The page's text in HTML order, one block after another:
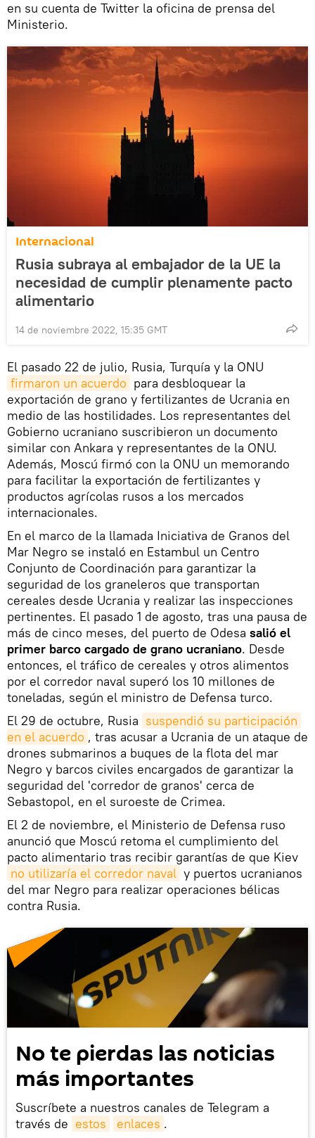
en su cuenta de Twitter la oficina de prensa del
Ministerio.
Internacional
Rusia subraya al embajador de la UE la
necesidad de cumplir plenamente pacto
alimentario
14 de noviembre 2022, 15:35 GMT
El pasado 22 de julio, Rusia, Turquía y la ONU
firmaron un acuerdo para desbloquear la
exportación de grano y fertilizantes de Ucrania en
medio de las hostilidades. Los representantes del
Gobierno ucraniano suscribieron un documento
similar con Ankara y representantes de la ONU.
Además, Moscú firmó con la ONU un memorando
para facilitar la exportación de fertilizantes y
productos agrícolas rusos a los mercados
internacionales.
En el marco de la llamada Iniciativa de Granos del
Mar Negro se instaló en Estambul un Centro
Conjunto de Coordinación para garantizar la
seguridad de los graneleros que transportan
cereales desde Ucrania y realizar las inspecciones
pertinentes. El pasado 1 de agosto, tras una pausa de
más de cinco meses, del puerto de Odesa salió el
primer barco cargado de grano ucraniano. Desde
entonces, el tráfico de cereales y otros alimentos
por el corredor naval superó los 10 millones de
toneladas, según el ministro de Defensa turco.
El 29 de octubre, Rusia suspendió su participación
en el acuerdo , tras acusar a Ucrania de un ataque de
drones submarinos a buques de la flota del mar
Negro y barcos civiles encargados de garantizar la
seguridad del 'corredor de granos' cerca de
Sebastopol, en el suroeste de Crimea.
El 2 de noviembre, el Ministerio de Defensa ruso
anunció que Moscú retoma el cumplimiento del
pacto alimentario tras recibir garantías de que Kiev
no utilizaría el corredor naval y puertos ucranianos
del mar Negro para realizar operaciones bélicas
contra Rusia.
No te pierdas las noticias
más importantes
Suscríbete a nuestros canales de Telegram a
través de estos enlaces .